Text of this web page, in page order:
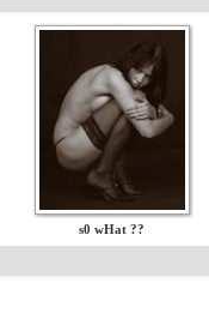
s0 wHat ??